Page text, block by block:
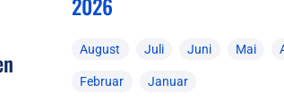
2026
August Juli Juni Mai
Februar Januar